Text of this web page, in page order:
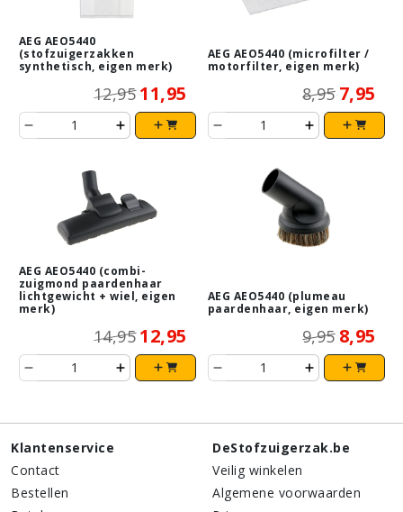
AEG AEO5440
(stofzuigerzakken
synthetisch, eigen merk)
12,95 11,95
AEG AEO5440 (microfilter /
motorfilter, eigen merk)
8,95 7,95
AEG AEO5440 (combi-
zuigmond paardenhaar
lichtgewicht + wiel, eigen
merk)
14,95 12,95
AEG AEO5440 (plumeau
paardenhaar, eigen merk)
9,95 8,95
Klantenservice
Contact
Bestellen
DeStofzuigerzak.be
Veilig winkelen
Algemene voorwaarden